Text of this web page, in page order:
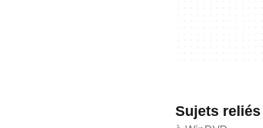
Sujets reliés